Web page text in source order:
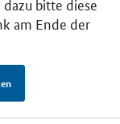
bitte diese
am Ende der